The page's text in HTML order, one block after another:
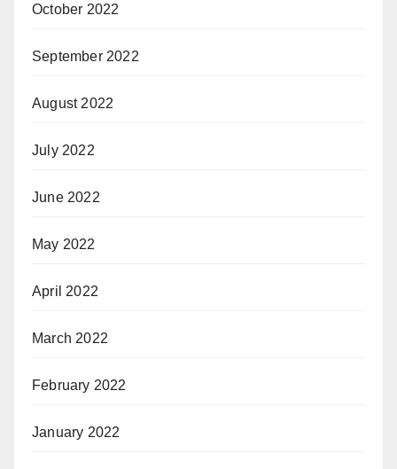
October 2022
September 2022
August 2022
July 2022
June 2022
May 2022
April 2022
March 2022
February 2022
January 2022